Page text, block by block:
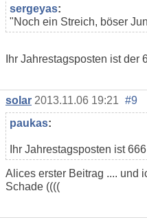
sergeyas:
"Noch ein Streich, böser
Ihr Jahrestagsposten ist der
solar 2013.11.06 19:21 #9
paukas:
Ihr Jahrestagsposten ist 666
Alices erster Beitrag .... und
Schade ((((